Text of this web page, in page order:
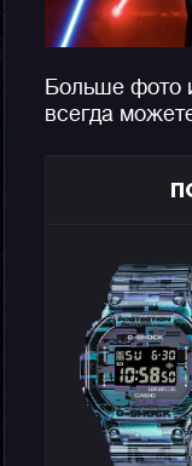
Больше фото
всегда